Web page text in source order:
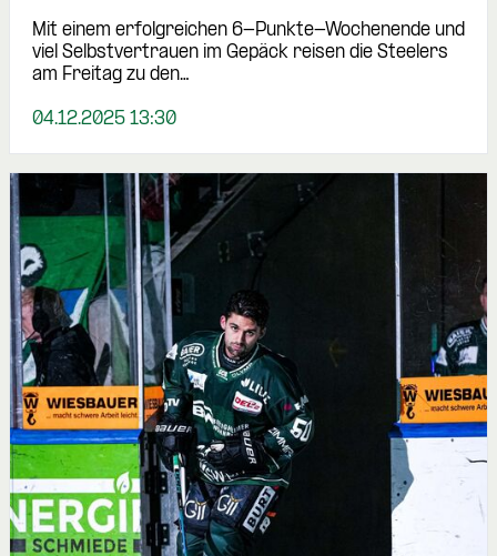
Mit einem erfolgreichen 6-Punkte-Wochenende und
viel Selbstvertrauen im Gepäck reisen die Steelers
am Freitag zu den…
04.12.2025 13:30